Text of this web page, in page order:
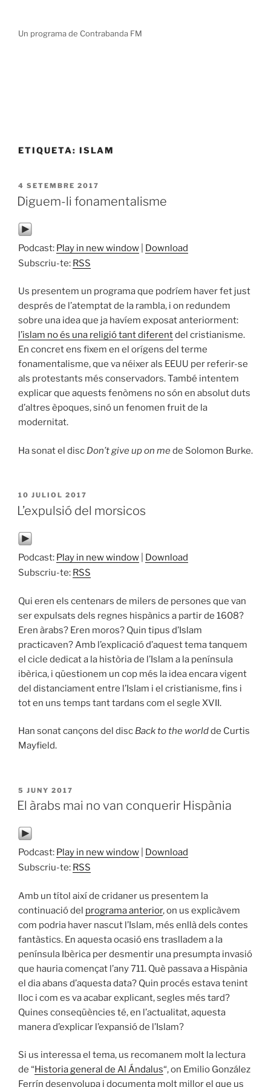
contingut
Un programa de Contrabanda FM
ETIQUETA: ISLAM
PUBLICAT
A
4 SETEMBRE 2017
Diguem-li fonamentalisme
Podcast: Play in new window
Download
Subscriu-te: RSS
Us presentem un programa que podríem haver fet just
després de l’atemptat de la rambla, i on redundem
sobre una idea que ja havíem exposat anteriorment:
l’islam no és una religió tant diferentdel cristianisme.
En concret ens fixem en el orígens del terme
fonamentalisme, que va néixer als EEUU per referir-se
als protestants més conservadors. També intentem
explicar que aquests fenòmens no són en absolut duts
d’altres èpoques, sinó un fenomen fruit de la
modernitat.
Ha sonat el disc Don’t give up on mede Solomon Burke.
PUBLICAT
A
10 JULIOL 2017
L’expulsió del morsicos
Podcast: Play in new window
Download
Subscriu-te: RSS
Qui eren els centenars de milers de persones que van
ser expulsats dels regnes hispànics a partir de 1608?
Eren àrabs? Eren moros? Quin tipus d’Islam
practicaven? Amb l’explicació d’aquest tema tanquem
el cicle dedicat a la història de l’Islam a la península
ibèrica, i qüestionem un cop més la idea encara vigent
del distanciament entre l’Islam i el cristianisme, fins i
tot en uns temps tant tardans com el segle XVII.
Han sonat cançons del disc Back to the worldde Curtis
Mayfield.
PUBLICAT
A
5 JUNY 2017
El àrabs mai no van conquerir Hispània
Podcast: Play in new window
Download
Subscriu-te: RSS
Amb un títol així de cridaner us presentem la
continuació del programa anterior, on us explicàvem
com podria haver nascut l’Islam, més enllà dels contes
fantàstics. En aquesta ocasió ens traslladem a la
península Ibèrica per desmentir una presumpta invasió
que hauria començat l’any 711. Què passava a Hispània
el dia abans d’aquesta data? Quin procés estava tenint
lloc i com es va acabar explicant, segles més tard?
Quines conseqüències té, en l’actualitat, aquesta
manera d’explicar l’expansió de l’Islam?
Si us interessa el tema, us recomanem molt la lectura
de “Historia general de Al Ándalus“, on Emilio González
Ferrín desenvolupa i documenta molt millor el que us